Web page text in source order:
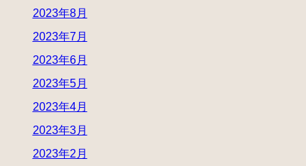
2023年8月
2023年7月
2023年6月
2023年5月
2023年4月
2023年3月
2023年2月